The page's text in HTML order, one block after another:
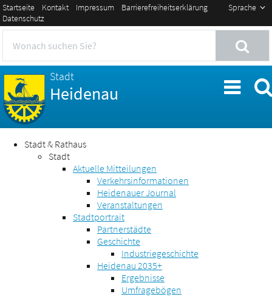
Sprache
Startseite Kontakt Impressum
Barrierefreiheitserklärung
Datenschutz
Stadt
Heidenau
Stadt & Rathaus
Stadt
Aktuelle Mitteilungen
Verkehrsinformationen
Heidenauer Journal
Veranstaltungen
Stadtportrait
Partnerstädte
Geschichte
Industriegeschichte
Heidenau 2035+
Ergebnisse
Umfragebögen